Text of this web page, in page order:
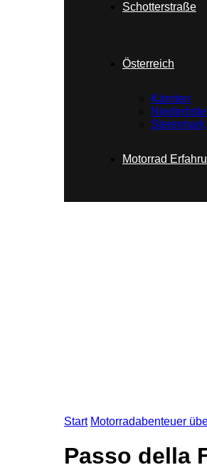
Schotterstraße
Österreich
Kärnten
Steiermark
Motorrad
Start Motorradabenteuer
Passo della